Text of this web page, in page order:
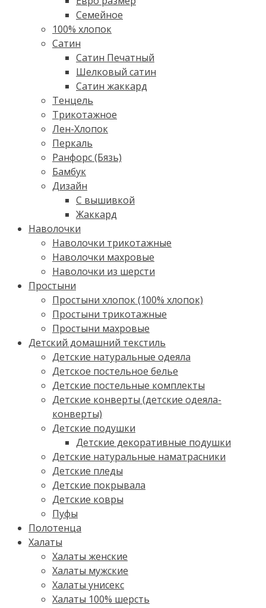
Семейное
100% хлопок
Cатин
Сатин Печатный
Шелковый сатин
Сатин жаккард
Тенцель
Трикотажное
Лен-Хлопок
Перкаль
Ранфорс (Бязь)
Бамбук
Дизайн
С вышивкой
Жаккард
Наволочки
Наволочки трикотажные
Наволочки махровые
Наволочки из шерсти
Простыни
Простыни хлопок (100% хлопок)
Простыни трикотажные
Простыни махровые
Детский домашний текстиль
Детские натуральные одеяла
Детское постельное белье
Детские постельные комплекты
Детские конверты (детские одеяла-
конверты)
Детские подушки
Детские декоративные подушки
Детские натуральные наматрасники
Детские пледы
Детские покрывала
Детские ковры
Пуфы
Полотенца
Халаты
Халаты женские
Халаты мужские
Халаты унисекс
Халаты 100% шерсть